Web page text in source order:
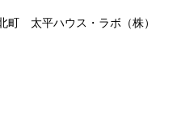
町 太平ハウス・ラボ（株）